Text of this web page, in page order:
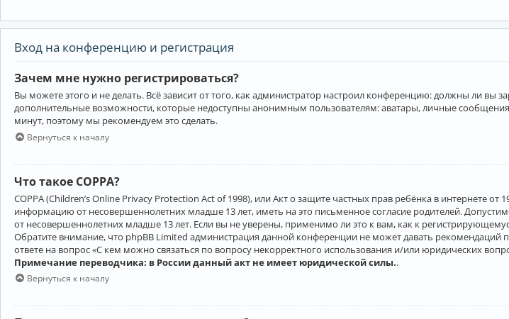
Вход на конференцию и регистрация
Зачем мне нужно регистрироваться?
Вы можете этого и не делать. Всё зависит от того, как администратор настроил конференцию: должны ли вы
дополнительные возможности, которые недоступны анонимным пользователям: аватары, личные
минут, поэтому мы рекомендуем это сделать.
Вернуться к началу
Что такое COPPA?
COPPA (Children’s Online Privacy Protection Act of 1998), или Акт о защите частных прав ребёнка в интернете
информацию от несовершеннолетних младше 13 лет, иметь на это письменное согласие родителей.
от несовершеннолетних младше 13 лет. Если вы не уверены, применимо ли это к вам, как к
Обратите внимание, что phpBB Limited администрация данной конференции не может давать
ответе на вопрос «С кем можно связаться по вопросу некорректного использования и/или юридических
Примечание переводчика: в России данный акт не имеет юридической силы..
Вернуться к началу